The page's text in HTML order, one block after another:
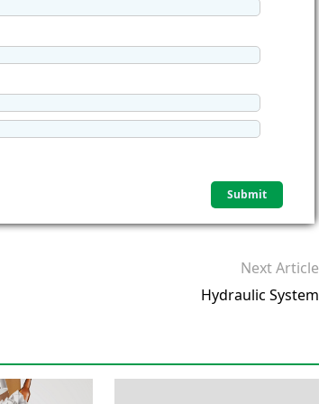
Next Article
Hydraulic System